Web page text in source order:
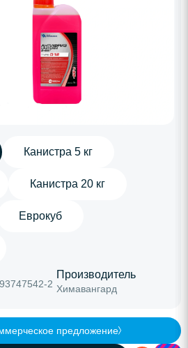
Канистра 5 кг
Канистра 20 кг
Еврокуб
2
Производитель
Химавангард
предложение